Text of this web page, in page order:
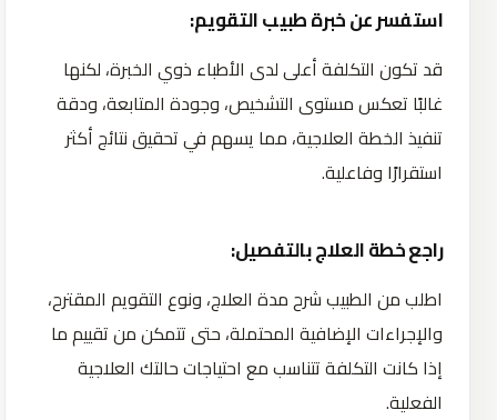
استفسر عن خبرة طبيب التقويم:
قد تكون التكلفة أعلى لدى الأطباء ذوي الخبرة، لكنها
غالبًا تعكس مستوى التشخيص، وجودة المتابعة، ودقة
تنفيذ الخطة العلاجية، مما يسهم في تحقيق نتائج أكثر
استقرارًا وفاعلية.
راجع خطة العلاج بالتفصيل:
اطلب من الطبيب شرح مدة العلاج، ونوع التقويم المقترح،
والإجراءات الإضافية المحتملة، حتى تتمكن من تقييم ما
إذا كانت التكلفة تتناسب مع احتياجات حالتك العلاجية
الفعلية.